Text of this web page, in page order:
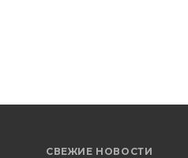
СВЕЖИЕ НОВОСТИ